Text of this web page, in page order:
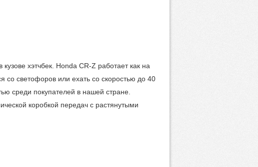
хэтчбек. Honda CR-Z работает как на
со светофоров или ехать со скоростью до 40
среди покупателей в нашей стране.
коробкой передач с растянутыми